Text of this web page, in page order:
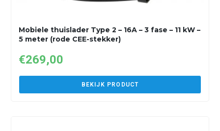
Mobiele thuislader Type 2 – 16A – 3 fase – 11 kW –
5 meter (rode CEE-stekker)
€269,00
BEKIJK PRODUCT